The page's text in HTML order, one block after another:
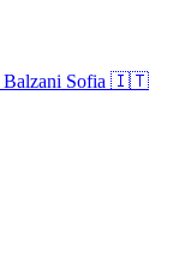
Balzani Sofia 🇮🇹